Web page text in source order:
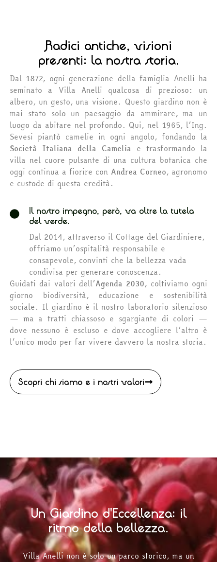
Radici antiche, visioni
presenti: la nostra storia.
Dal 1872, ogni generazione della famiglia Anelli ha
seminato a Villa Anelli qualcosa di prezioso: un
albero, un gesto, una visione. Questo giardino non è
mai stato solo un paesaggio da ammirare, ma un
luogo da abitare nel profondo. Qui, nel 1965, l’Ing.
Sevesi piantò camelie in ogni angolo, fondando la
Società Italiana della Camelia e trasformando la
villa nel cuore pulsante di una cultura botanica che
oggi continua a fiorire con Andrea Corneo, agronomo
e custode di questa eredità.
Il nostro impegno, però, va oltre la tutela
del verde.
Dal 2014, attraverso il Cottage del Giardiniere,
offriamo un’ospitalità responsabile e
consapevole, convinti che la bellezza vada
condivisa per generare conoscenza.
Guidati dai valori dell’Agenda 2030, coltiviamo ogni
giorno biodiversità, educazione e sostenibilità
sociale. Il giardino è il nostro laboratorio silenzioso
— ma a tratti chiassoso e sgargiante di colori —
dove nessuno è escluso e dove accogliere l’altro è
l’unico modo per far vivere davvero la nostra storia.
Scopri chi siamo e i nostri valori
Un Giardino d'Eccellenza: il
ritmo della bellezza.
Villa Anelli non è solo un parco storico, ma un